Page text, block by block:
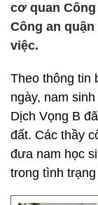
cơ quan
Công an
việc.
Theo thông tin
ngày, nam
Dịch Vọng B
đất. Các thầy
đưa nam học
trong tình